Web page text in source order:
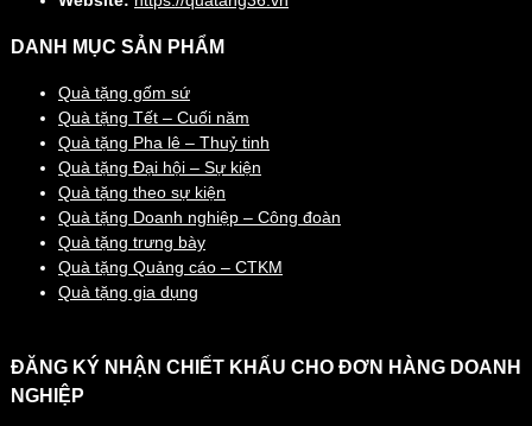
DANH MỤC SẢN PHẨM
Quà tặng gốm sứ
Quà tặng Tết – Cuối năm
Quà tặng Pha lê – Thuỷ tinh
Quà tặng Đại hội – Sự kiện
Quà tặng theo sự kiện
Quà tặng Doanh nghiệp – Công đoàn
Quà tặng trưng bày
Quà tặng Quảng cáo – CTKM
Quà tặng gia dụng
ĐĂNG KÝ NHẬN CHIẾT KHẤU CHO ĐƠN HÀNG DOANH
NGHIỆP